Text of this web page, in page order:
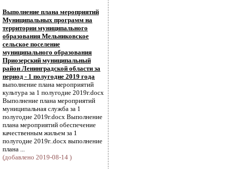
Выполнение плана мероприятий
Муниципальных программ на
территории муниципального
образования Мельниковское
сельское поселение
муниципального образования
Приозерский муниципальный
район Ленинградской области за
период - 1 полугодие 2019 года
выполнение плана мероприятий
культура за 1 полугодие 2019г.docx
Выполнение плана мероприятий
муниципальная служба за 1
полугодие 2019г.docx Выполнение
плана мероприятий обеспечение
качественным жильем за 1
полугодие 2019г..docx выполнение
плана ...
(добавлено 2019-08-14 )